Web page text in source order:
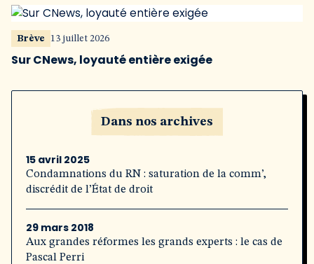
Brève 13 juillet 2026
Sur CNews, loyauté entière exigée
Dans nos archives
15 avril 2025
Condamnations du RN : saturation de la comm’,
discrédit de l’État de droit
29 mars 2018
Aux grandes réformes les grands experts : le cas de
Pascal Perri